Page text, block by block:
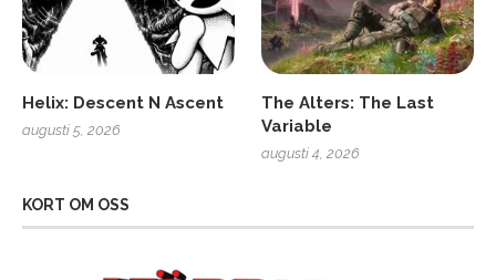
Helix: Descent N Ascent
augusti 5, 2026
The Alters: The Last
Variable
augusti 4, 2026
KORT OM OSS